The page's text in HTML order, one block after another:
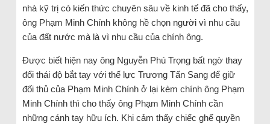
nhà kỹ trị có kiến thức chuyên sâu về kinh tế đã cho thấy,
ông Phạm Minh Chính không hề chọn người vì nhu cầu
của đất nước mà là vì nhu cầu của chính ông.
Được biết hiện nay ông Nguyễn Phú Trọng bất ngờ thay
đổi thái độ bắt tay với thế lực Trương Tấn Sang để giữ
đối thủ của Phạm Minh Chính ở lại kèm chính ông Phạm
Minh Chính thì cho thấy ông Phạm Minh Chính cần
những cánh tay hữu ích. Khi cảm thấy chiếc ghế quyền